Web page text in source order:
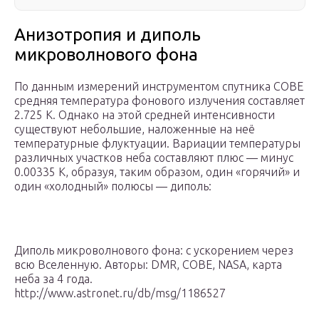
Анизотропия и диполь
микроволнового фона
По данным измерений инструментом спутника COBE
средняя температура фонового излучения составляет
2.725 K. Однако на этой средней интенсивности
существуют небольшие, наложенные на неё
температурные флуктуации. Вариации температуры
различных участков неба составляют плюс — минус
0.00335 K, образуя, таким образом, один «горячий» и
один «холодный» полюсы — диполь:
Диполь микроволнового фона: с ускорением через
всю Вселенную. Авторы: DMR, COBE, NASA, карта
неба за 4 года.
http://www.astronet.ru/db/msg/1186527